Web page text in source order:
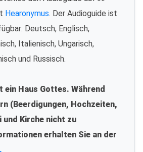
Hearonymus. Der Audioguide ist
Deutsch, Englisch,
Italienisch, Ungarisch,
und Russisch.
ein Haus Gottes. Während
(Beerdigungen, Hochzeiten,
Kirche nicht zu
erhalten Sie an der